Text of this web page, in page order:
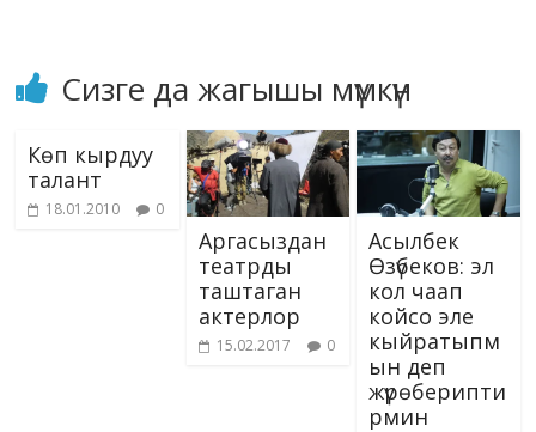
Сизге да жагышы мүмкүн
Көп кырдуу
талант
18.01.2010 0
Аргасыздан
театрды
таштаган
актерлор
15.02.2017 0
Асылбек
Өзүбеков: эл
кол чаап
койсо эле
кыйратыпм
ын деп
жүрөберипти
рмин